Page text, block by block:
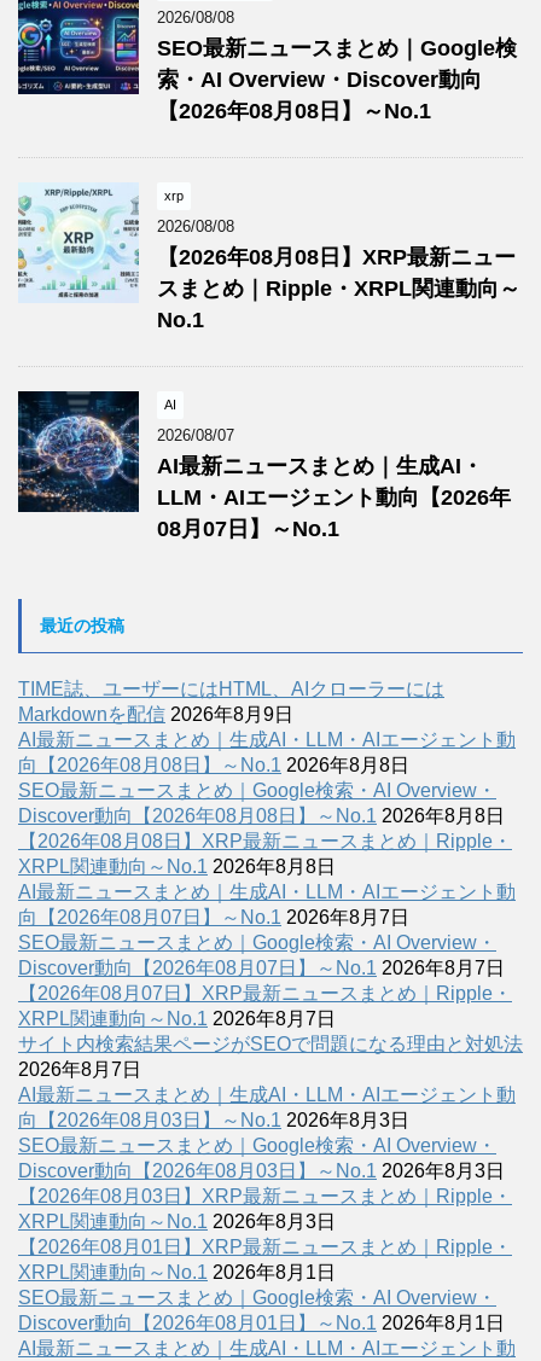
2026/08/08
SEO最新ニュースまとめ｜Google検
索・AI Overview・Discover動向
【2026年08月08日】～No.1
xrp
2026/08/08
【2026年08月08日】XRP最新ニュー
スまとめ｜Ripple・XRPL関連動向～
No.1
AI
2026/08/07
AI最新ニュースまとめ｜生成AI・
LLM・AIエージェント動向【2026年
08月07日】～No.1
最近の投稿
TIME誌、ユーザーにはHTML、AIクローラーには
Markdownを配信 2026年8月9日
AI最新ニュースまとめ｜生成AI・LLM・AIエージェント動
向【2026年08月08日】～No.1 2026年8月8日
SEO最新ニュースまとめ｜Google検索・AI Overview・
Discover動向【2026年08月08日】～No.1 2026年8月8日
【2026年08月08日】XRP最新ニュースまとめ｜Ripple・
XRPL関連動向～No.1 2026年8月8日
AI最新ニュースまとめ｜生成AI・LLM・AIエージェント動
向【2026年08月07日】～No.1 2026年8月7日
SEO最新ニュースまとめ｜Google検索・AI Overview・
Discover動向【2026年08月07日】～No.1 2026年8月7日
【2026年08月07日】XRP最新ニュースまとめ｜Ripple・
XRPL関連動向～No.1 2026年8月7日
サイト内検索結果ページがSEOで問題になる理由と対処法
2026年8月7日
AI最新ニュースまとめ｜生成AI・LLM・AIエージェント動
向【2026年08月03日】～No.1 2026年8月3日
SEO最新ニュースまとめ｜Google検索・AI Overview・
Discover動向【2026年08月03日】～No.1 2026年8月3日
【2026年08月03日】XRP最新ニュースまとめ｜Ripple・
XRPL関連動向～No.1 2026年8月3日
【2026年08月01日】XRP最新ニュースまとめ｜Ripple・
XRPL関連動向～No.1 2026年8月1日
SEO最新ニュースまとめ｜Google検索・AI Overview・
Discover動向【2026年08月01日】～No.1 2026年8月1日
AI最新ニュースまとめ｜生成AI・LLM・AIエージェント動